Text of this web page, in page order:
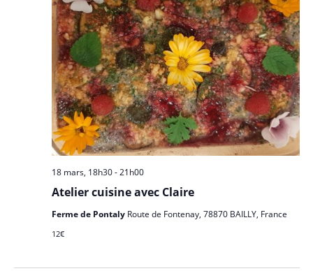
Atelier cuisine avec Claire
18 mars, 18h30-21h00
Ferme de Pontaly Route de Fontenay, 78870 BAILLY, France
12€